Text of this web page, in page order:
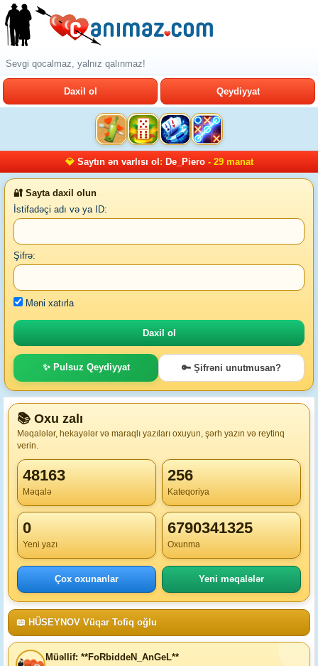
Sevgi qocalmaz, yalnız qalınmaz!
Daxil ol Qeydiyyat
💎 Saytın ən varlısı ol : De_Piero- 29 manat
🔐 Sayta daxil olun
İstifadəçi adı və ya ID:
Şifrə:
Məni xatırla
✨ Pulsuz Qeydiyyat 🔑 Şifrəni unutmusan?
📚 Oxu zalı
Məqalələr, hekayələr və maraqlı yazıları oxuyun, şərh yazın və reytinq
verin.
48163
Məqalə
256
Kateqoriya
0
Yeni yazı
6790341325
Oxunma
Çox oxunanlar Yeni məqalələr
📖 HÜSEYNOV Vüqar Tofiq oğlu
Müəllif: **FoRbiddeN_AnGeL**